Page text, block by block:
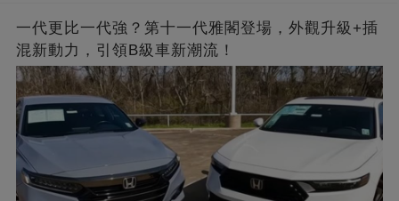
一代更比一代強？第十一代雅閣登場，外觀升級+插
混新動力，引領B級車新潮流！